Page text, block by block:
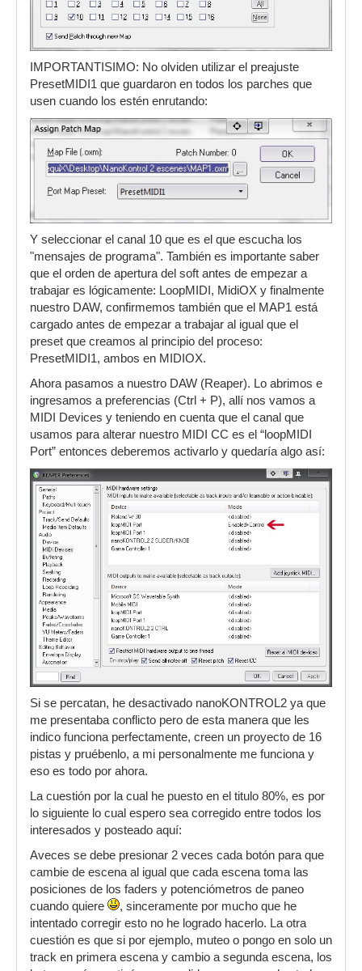
IMPORTANTISIMO: No olviden utilizar el preajuste
PresetMIDI1 que guardaron en todos los parches que
usen cuando los estén enrutando:
Y seleccionar el canal 10 que es el que escucha los
"mensajes de programa". También es importante saber
que el orden de apertura del soft antes de empezar a
trabajar es lógicamente: LoopMIDI, MidiOX y finalmente
nuestro DAW, confirmemos también que el MAP1 está
cargado antes de empezar a trabajar al igual que el
preset que creamos al principio del proceso:
PresetMIDI1, ambos en MIDIOX.
Ahora pasamos a nuestro DAW (Reaper). Lo abrimos e
ingresamos a preferencias (Ctrl + P), allí nos vamos a
MIDI Devices y teniendo en cuenta que el canal que
usamos para alterar nuestro MIDI CC es el “loopMIDI
Port” entonces deberemos activarlo y quedaría algo así:
Si se percatan, he desactivado nanoKONTROL2 ya que
me presentaba conflicto pero de esta manera que les
indico funciona perfectamente, creen un proyecto de 16
pistas y pruébenlo, a mi personalmente me funciona y
eso es todo por ahora.
La cuestión por la cual he puesto en el titulo 80%, es por
lo siguiente lo cual espero sea corregido entre todos los
interesados y posteado aquí:
Aveces se debe presionar 2 veces cada botón para que
cambie de escena al igual que cada escena toma las
posiciones de los faders y potenciómetros de paneo
cuando quiere
, sinceramente por mucho que he
intentado corregir esto no he logrado hacerlo. La otra
cuestión es que si por ejemplo, muteo o pongo en solo un
track en primera escena y cambio a segunda escena, los